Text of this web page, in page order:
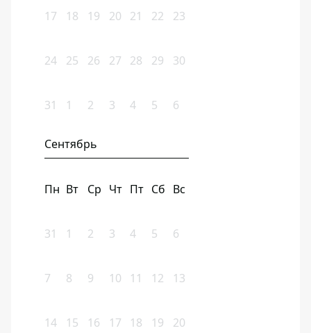
17 18 19 20 21 22 23
24 25 26 27 28 29 30
31 1 2 3 4 5 6
Сентябрь
Пн Вт Ср Чт Пт Сб Вс
31 1 2 3 4 5 6
7 8 9 10 11 12 13
14 15 16 17 18 19 20